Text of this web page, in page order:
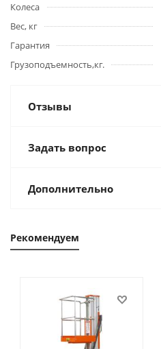
Колеса
Вес, кг
Гарантия
Грузоподъемность,кг.
Отзывы
Задать вопрос
Дополнительно
Рекомендуем